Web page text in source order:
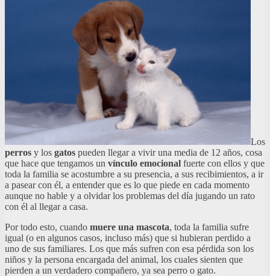
Los
perros y los gatos pueden llegar a vivir una media de 12 años, cosa
que hace que tengamos un vínculo emocional fuerte con ellos y que
toda la familia se acostumbre a su presencia, a sus recibimientos, a ir
a pasear con él, a entender que es lo que piede en cada momento
aunque no hable y a olvidar los problemas del día jugando un rato
con él al llegar a casa.
Por todo esto, cuando muere una mascota, toda la familia sufre
igual (o en algunos casos, incluso más) que si hubieran perdido a
uno de sus familiares. Los que más sufren con esa pérdida son los
niños y la persona encargada del animal, los cuales sienten que
pierden a un verdadero compañero, ya sea perro o gato.